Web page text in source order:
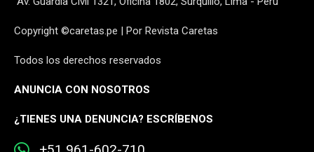
Copyright ©caretas.pe | Por Revista Caretas
Todos los derechos reservados
ANUNCIA CON NOSOTROS
¿TIENES UNA DENUNCIA? ESCRÍBENOS